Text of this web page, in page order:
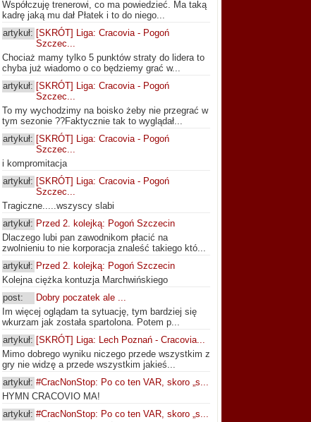
Współczuję trenerowi, co ma powiedzieć. Ma taką
kadrę jaką mu dał Płatek i to do niego...
artykuł: [SKRÓT] Liga: Cracovia - Pogoń
Szczec...
Chociaż mamy tylko 5 punktów straty do lidera to
chyba już wiadomo o co będziemy grać w...
artykuł: [SKRÓT] Liga: Cracovia - Pogoń
Szczec...
To my wychodzimy na boisko żeby nie przegrać w
tym sezonie ??Faktycznie tak to wyglądał...
artykuł: [SKRÓT] Liga: Cracovia - Pogoń
Szczec...
i kompromitacja
artykuł: [SKRÓT] Liga: Cracovia - Pogoń
Szczec...
Tragiczne.....wszyscy slabi
artykuł: Przed 2. kolejką: Pogoń Szczecin
Dlaczego lubi pan zawodnikom płacić na
zwolnieniu to nie korporacja znaleść takiego któ...
artykuł: Przed 2. kolejką: Pogoń Szczecin
Kolejna ciężka kontuzja Marchwińskiego
post:
Dobry poczatek ale ...
Im więcej oglądam ta sytuację, tym bardziej się
wkurzam jak została spartolona. Potem p...
artykuł: [SKRÓT] Liga: Lech Poznań - Cracovia...
Mimo dobrego wyniku niczego przede wszystkim z
gry nie widzę a przede wszystkim jakieś...
artykuł: #CracNonStop: Po co ten VAR, skoro „s...
HYMN CRACOVIO MA!
artykuł: #CracNonStop: Po co ten VAR, skoro „s...